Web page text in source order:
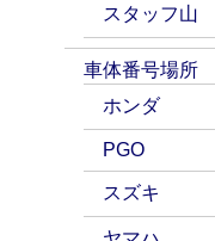
スタッフ山
車体番号場所
ホンダ
PGO
スズキ